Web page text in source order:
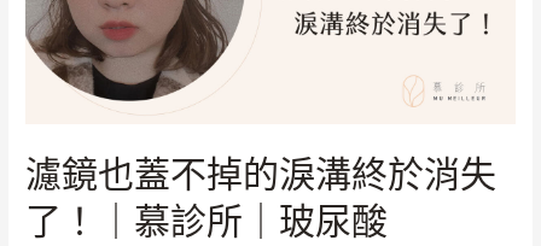
濾鏡也蓋不掉的淚溝終於消失
了！｜慕診所｜玻尿酸